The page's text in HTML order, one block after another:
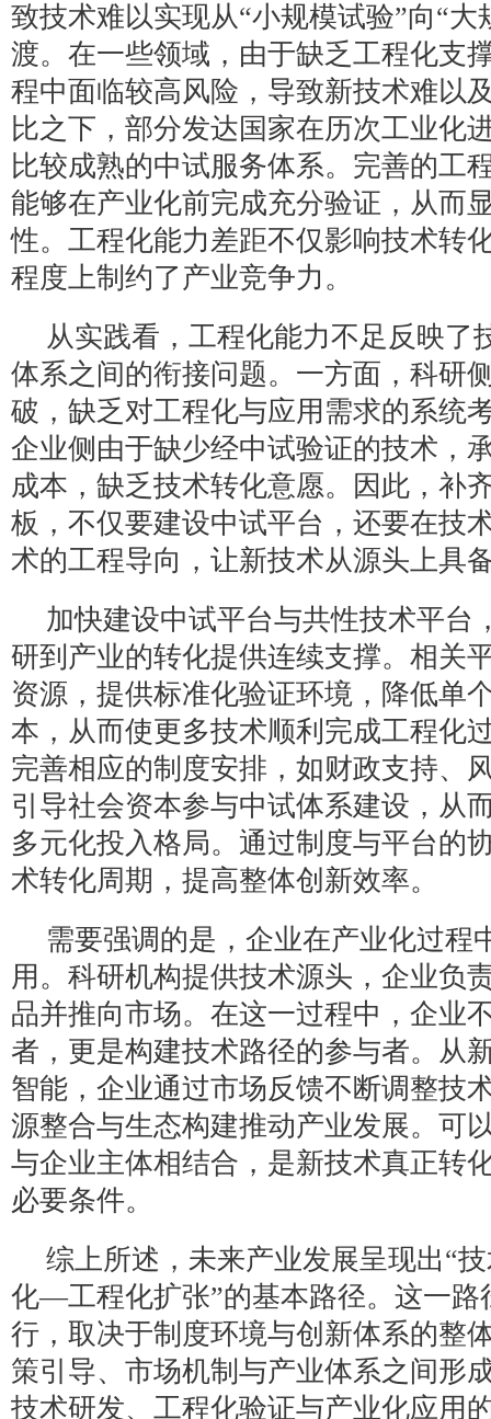
致技术难以实现从“小规模试验”向“大
渡。在一些领域，由于缺乏工程化支
程中面临较高风险，导致新技术难以
比之下，部分发达国家在历次工业化
比较成熟的中试服务体系。完善的工
能够在产业化前完成充分验证，从而
性。工程化能力差距不仅影响技术转
程度上制约了产业竞争力。
从实践看，工程化能力不足反映了
体系之间的衔接问题。一方面，科研
破，缺乏对工程化与应用需求的系统
企业侧由于缺少经中试验证的技术，
成本，缺乏技术转化意愿。因此，补
板，不仅要建设中试平台，还要在技
术的工程导向，让新技术从源头上具
加快建设中试平台与共性技术平台
研到产业的转化提供连续支撑。相关
资源，提供标准化验证环境，降低单
本，从而使更多技术顺利完成工程化
完善相应的制度安排，如财政支持、
引导社会资本参与中试体系建设，从
多元化投入格局。通过制度与平台的
术转化周期，提高整体创新效率。
需要强调的是，企业在产业化过程
用。科研机构提供技术源头，企业负
品并推向市场。在这一过程中，企业
者，更是构建技术路径的参与者。从
智能，企业通过市场反馈不断调整技
源整合与生态构建推动产业发展。可
与企业主体相结合，是新技术真正转
必要条件。
综上所述，未来产业发展呈现出“
化—工程化扩张”的基本路径。这一路
行，取决于制度环境与创新体系的整
策引导、市场机制与产业体系之间形
技术研发、工程化验证与产业化应用